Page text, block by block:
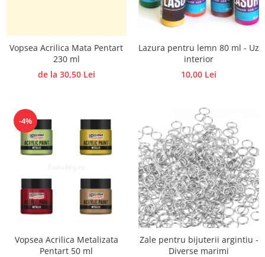
Vopsea Acrilica Mata Pentart
230 ml
de la 30,50 Lei
Lazura pentru lemn 80 ml - Uz
interior
10,00 Lei
-4%
Vopsea Acrilica Metalizata
Pentart 50 ml
Zale pentru bijuterii argintiu -
Diverse marimi